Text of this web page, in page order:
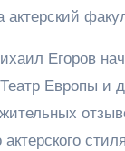
Егоров
Европы и